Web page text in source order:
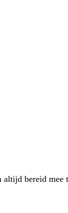
bereid mee